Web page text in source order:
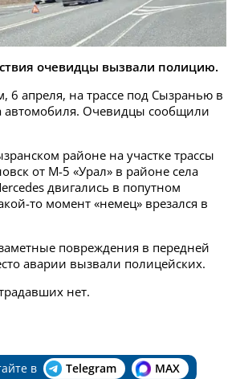
очевидцы вызвали полицию.
6 апреля, на трассе под Сызранью в
автомобиля. Очевидцы сообщили
районе на участке трассы
от М-5 «Урал» в районе села
двигались в попутном
то момент «немец» врезался в
повреждения в передней
аварии вызвали полицейских.
нет.
в Telegram MAX